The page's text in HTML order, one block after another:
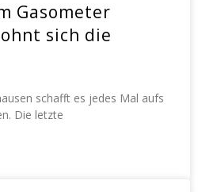
Gasometer
sich die
schafft es jedes Mal aufs
Die letzte